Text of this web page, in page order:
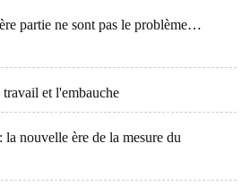
partie ne sont pas le problème…
et l'embauche
la nouvelle ère de la mesure du